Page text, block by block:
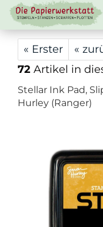
« Erster «
72 Artikel in
Stellar Ink Pad,
Hurley (Ranger)